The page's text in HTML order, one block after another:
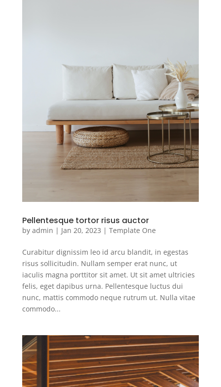
Pellentesque tortor risus auctor
by admin | Jan 20, 2023 | Template One
Curabitur dignissim leo id arcu blandit, in egestas
risus sollicitudin. Nullam semper erat nunc, ut
iaculis magna porttitor sit amet. Ut sit amet ultricies
felis, eget dapibus urna. Pellentesque luctus dui
nunc, mattis commodo neque rutrum ut. Nulla vitae
commodo...